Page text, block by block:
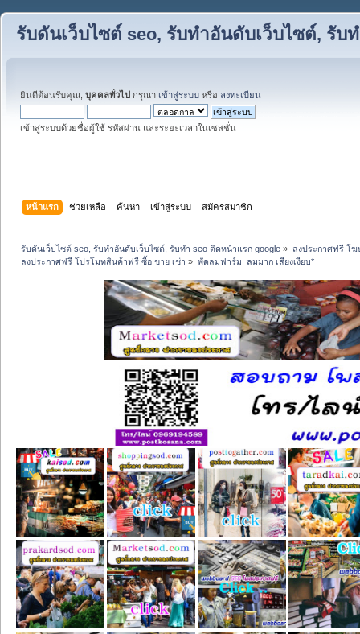
รับดันเว็บไซต์ seo, รับทำอันดับเว็บไซต์, รับ
ยินดีต้อนรับคุณ, บุคคลทั่วไป กรุณา เข้าสู่ระบบ หรือ ลงทะเบียน
เข้าสู่ระบบด้วยชื่อผู้ใช้ รหัสผ่าน และระยะเวลาในเซสชั่น
หน้าแรก ช่วยเหลือ ค้นหา เข้าสู่ระบบ สมัครสมาชิก
รับดันเว็บไซต์ seo, รับทำอันดับเว็บไซต์, รับทำ seo ติดหน้าแรก google » ลงประกาศฟรี โ
ลงประกาศฟรี โปรโมทสินค้าฟรี ซื้อ ขาย เช่า » พัดลมฟาร์ม  ลมมาก เสียงเงียบ*